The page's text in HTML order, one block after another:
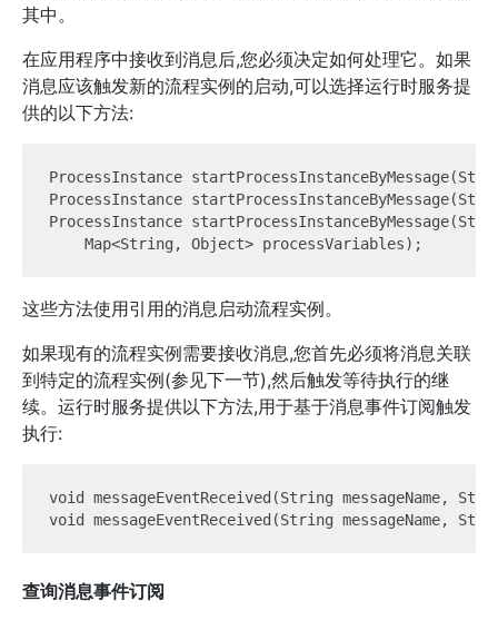
其中。
在应用程序中接收到消息后,您必须决定如何处理它。如果
消息应该触发新的流程实例的启动,可以选择运行时服务提
供的以下方法:
ProcessInstance
ProcessInstance
ProcessInstance
这些方法使用引用的消息启动流程实例。
如果现有的流程实例需要接收消息,您首先必须将消息关联
到特定的流程实例(参见下一节),然后触发等待执行的继
续。运行时服务提供以下方法,用于基于消息事件订阅触发
执行:
void messageEventReceived(String messageName,
查询消息事件订阅